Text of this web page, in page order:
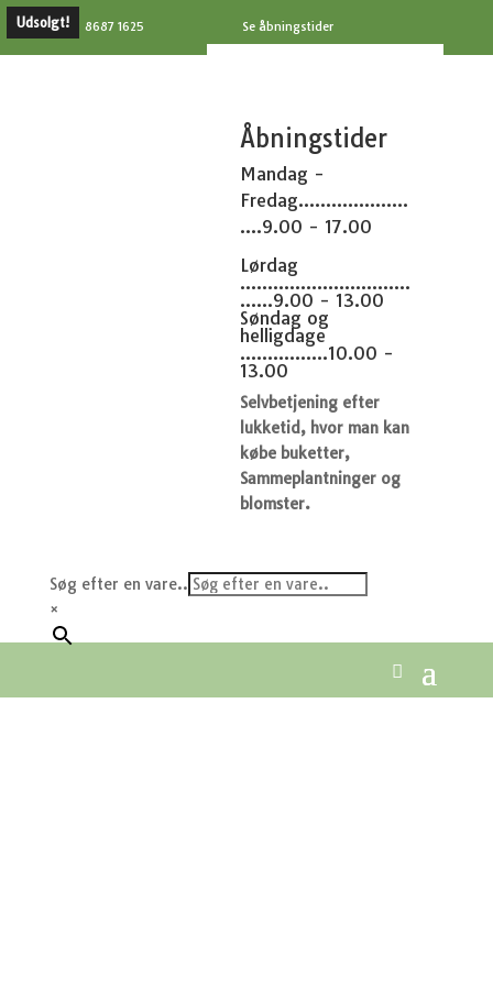
8687 1625 Se åbningstider
Åbningstider
Mandag -
Fredag....................
....9.00 - 17.00
Lørdag
...............................
......9.00 - 13.00
Søndag og
helligdage
................10.00 -
13.00
Selvbetjening efter
lukketid, hvor man kan
købe buketter,
Sammeplantninger og
blomster.
Søg efter en vare..
×
Udsolgt!